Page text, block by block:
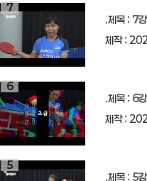
.제목 : 7강 김
제작 :
7
.제목 : 6강
제작 :
6
.제목 : 5강
5